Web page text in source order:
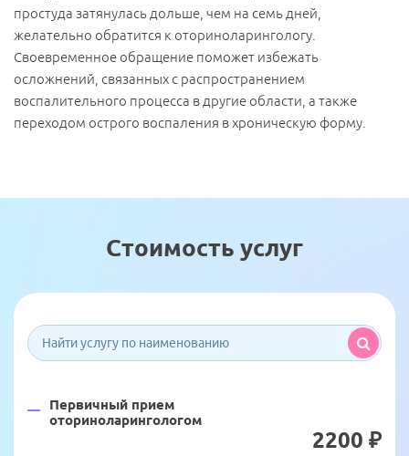
простуда затянулась дольше, чем на семь дней,
желательно обратится к оториноларингологу.
Своевременное обращение поможет избежать
осложнений, связанных с распространением
воспалительного процесса в другие области, а также
переходом острого воспаления в хроническую форму.
Стоимость услуг
Первичный прием
оториноларингологом
2200 ₽
Телефон*
Детский ЛОР
Записаться на прием
Мы свяжемся с Вами и подберем удобное время для
визита.
Специалист